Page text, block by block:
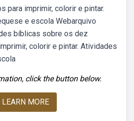
para imprimir, colorir e pintar.
e escola Webarquivo
bíblicas sobre os dez
colorir e pintar. Atividades
click the button below.
LEARN MORE